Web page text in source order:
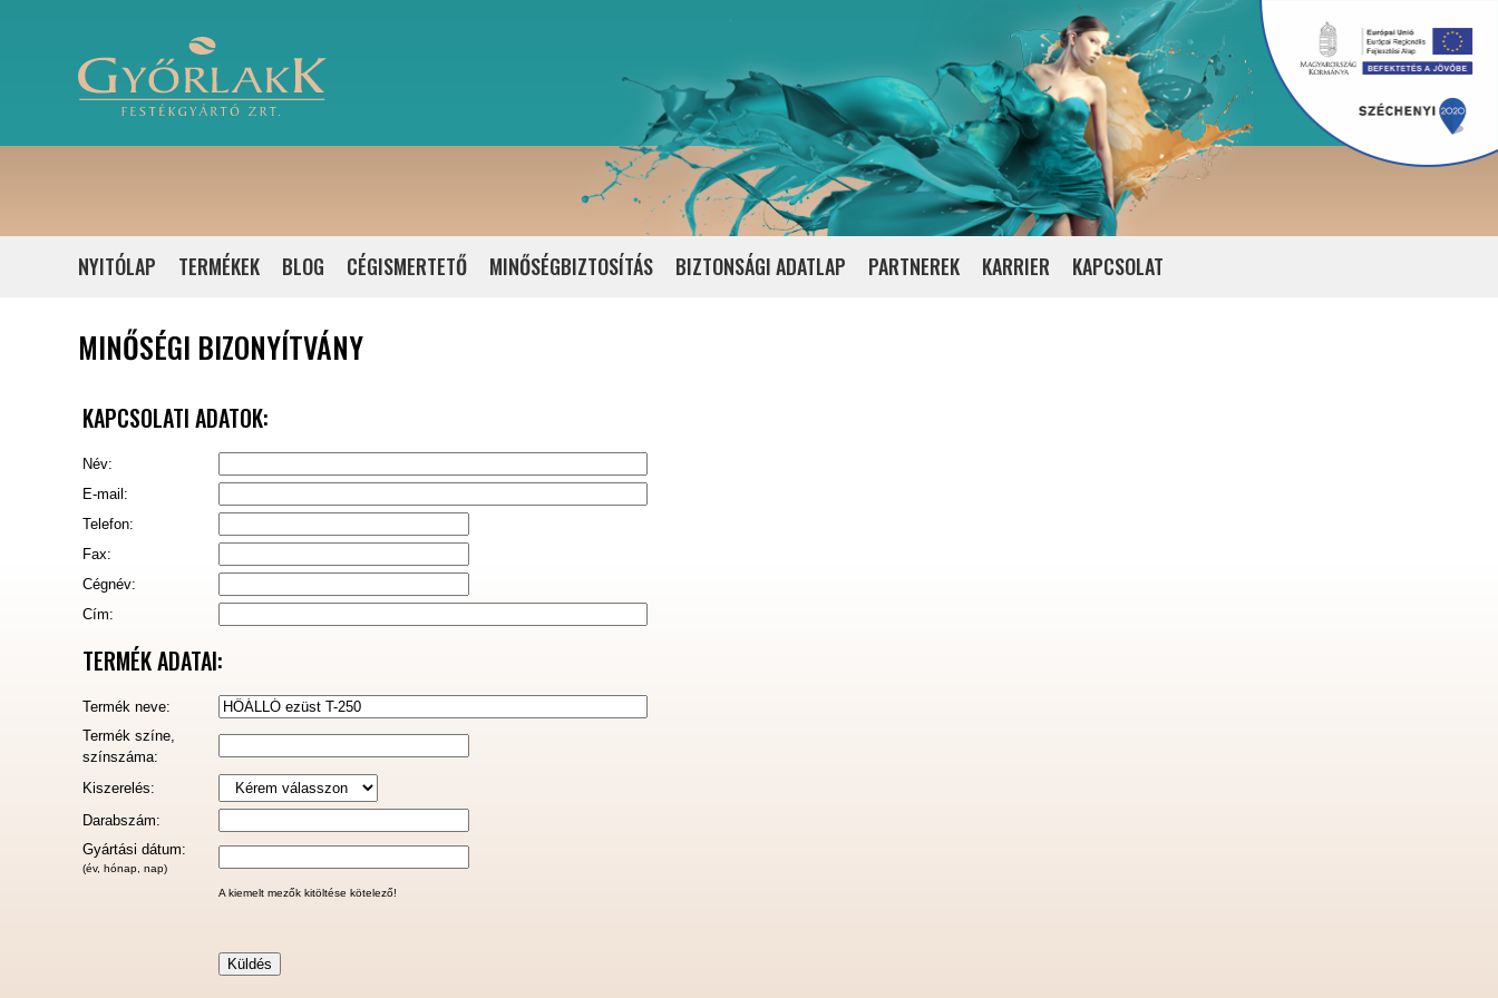
NYITÓLAP TERMÉKEK BLOG CÉGISMERTETŐ MINŐSÉGBIZTOSÍTÁS BIZTONSÁGI ADATLAP PARTNEREK KARRIER KAPCSOLAT
MINŐSÉGI BIZONYÍTVÁNY
KAPCSOLATI ADATOK:
Név:
E-mail:
Telefon:
Fax:
Cégnév:
Cím:
TERMÉK ADATAI:
Termék neve:
Termék színe,
színszáma:
Kiszerelés:
Darabszám:
Gyártási dátum:
(év, hónap, nap)
A kiemelt mezők kitöltése kötelező!